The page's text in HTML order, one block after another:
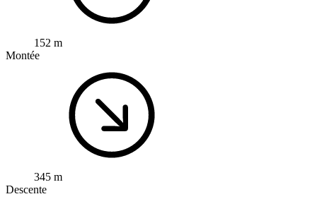
152 m
Montée
345 m
Descente